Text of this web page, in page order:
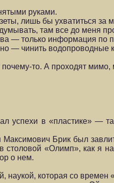
руками.
лишь бы ухватиться за
там все до меня
— только информация по
— чинить водопроводные
то. А проходят
в «пластике» —
Брик был
«Олимп», как я
о нем.
которая со